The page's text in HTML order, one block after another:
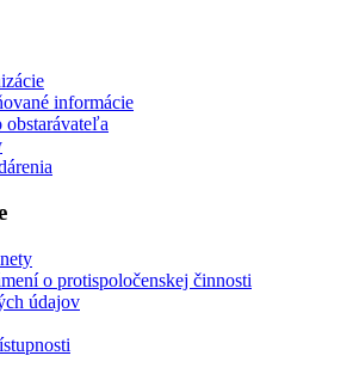
informácie
o protispoločenskej činnosti
údajov